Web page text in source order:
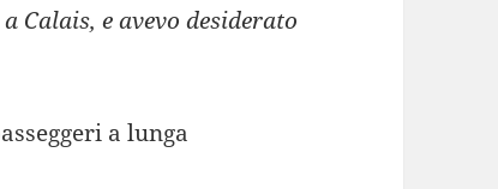
Calais, e avevo desiderato
a lunga